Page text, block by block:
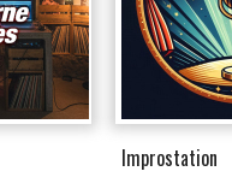
Improstation